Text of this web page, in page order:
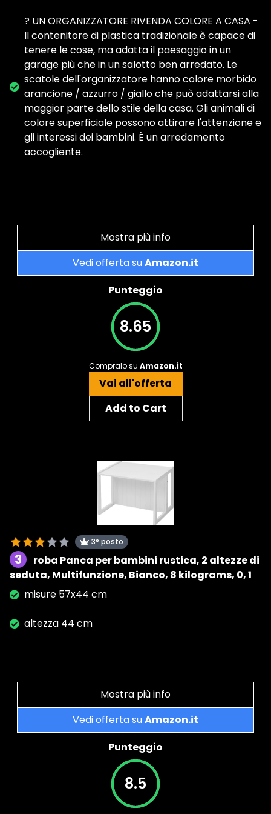
? UN ORGANIZZATORE RIVENDA COLORE A CASA -
Il contenitore di plastica tradizionale è capace di
tenere le cose, ma adatta il paesaggio in un
garage più che in un salotto ben arredato. Le
scatole dell'organizzatore hanno colore morbido
arancione / azzurro / giallo che può adattarsi alla
maggior parte dello stile della casa. Gli animali di
colore superficiale possono attirare l'attenzione e
gli interessi dei bambini. È un arredamento
accogliente.
Mostra più info
Vedi offerta suAmazon.it
Punteggio
8.65
Compralo su Amazon.it
Vai all'offerta
Add to Cart
3° posto
3
roba Panca per bambini rustica, 2 altezze di
seduta, Multifunzione, Bianco, 8 kilograms, 0, 1
misure 57x44 cm
altezza 44 cm
Mostra più info
Vedi offerta suAmazon.it
Punteggio
8.5